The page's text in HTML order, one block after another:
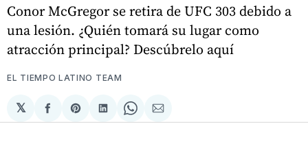
Conor McGregor se retira de UFC 303 debido a
una lesión. ¿Quién tomará su lugar como
atracción principal? Descúbrelo aquí
EL TIEMPO LATINO TEAM
𝕏
Compartir
en
Share
on
Compartir
en
Share
on
Compartir
via